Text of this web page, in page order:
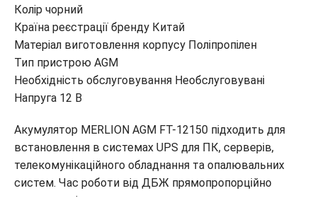
Колір чорний
Країна реєстрації бренду Китай
Матеріал виготовлення корпусу Поліпропілен
Тип пристрою AGM
Необхідність обслуговування Необслуговувані
Напруга 12 В
Акумулятор MERLION AGM FT-12150 підходить для
встановлення в системах UPS для ПК, серверів,
телекомунікаційного обладнання та опалювальних
систем. Час роботи від ДБЖ прямопропорційно